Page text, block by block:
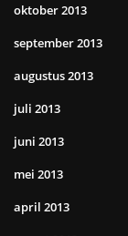
oktober 2013
september 2013
augustus 2013
juli 2013
juni 2013
mei 2013
april 2013